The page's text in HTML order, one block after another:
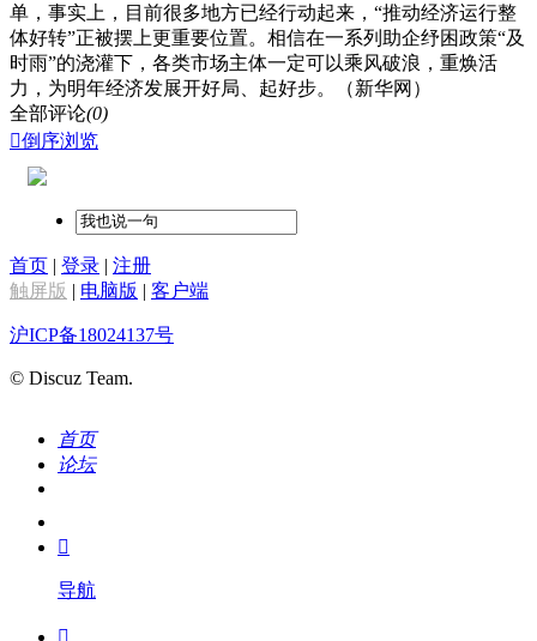
单，事实上，目前很多地方已经行动起来，“推动经济运行整
体好转”正被摆上更重要位置。相信在一系列助企纾困政策“及
时雨”的浇灌下，各类市场主体一定可以乘风破浪，重焕活
力，为明年经济发展开好局、起好步。（新华网）
全部评论(0)
倒序浏览
首页 | 登录 | 注册
触屏版 | 电脑版 | 客户端
沪ICP备18024137号
© Discuz Team.
首页
论坛
我的

导航
